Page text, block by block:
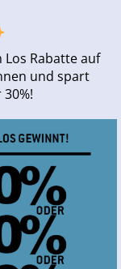
Rabatte auf
und spart